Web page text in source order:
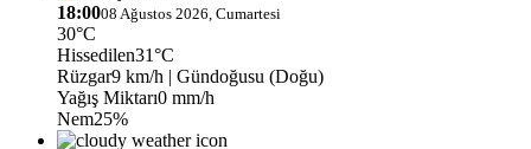
18:0008 Ağustos 2026, Cumartesi
30°C
Hissedilen31°C
Rüzgar9 km/h | Gündoğusu (Doğu)
Yağış Miktarı0 mm/h
Nem25%